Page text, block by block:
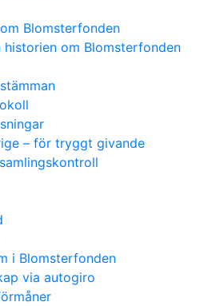
Blomsterfonden
historien om Blomsterfonden
– för tryggt givande
i Blomsterfonden
via autogiro